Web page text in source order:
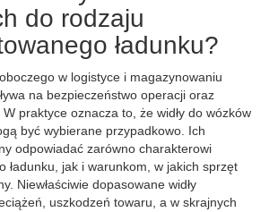
do rodzaju
ładunku?
w logistyce i magazynowaniu
na bezpieczeństwo operacji oraz
praktyce oznacza to, że widły do wózków
być wybierane przypadkowo. Ich
odpowiadać zarówno charakterowi
ładunku, jak i warunkom, w jakich sprzęt
Niewłaściwie dopasowane widły
uszkodzeń towaru, a w skrajnych